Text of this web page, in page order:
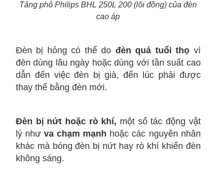
Tăng phô Philips BHL 250L 200 (lõi đồng) của đèn
cao áp
Đèn bị hỏng có thể do đèn quá tuổi thọ vì
đèn dùng lâu ngày hoặc dùng với tần suất cao
dẫn đến việc đèn bị già, đến lúc phải được
thay thế bằng đèn mới.
Đèn bị nứt hoặc rò khí, một số tác động vật
lý nhưva chạm mạnh hoặc các nguyên nhân
khác mà bóng đèn bị nứt hay rò khí khiến đèn
không sáng.